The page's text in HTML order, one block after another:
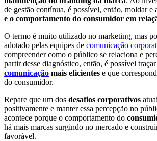
de gestão contínua, é possível, então, moldar e
e o comportamento do consumidor em
O termo é muito utilizado no marketing, mas
adotado pelas equipes de comunicação
compreender como o público se relaciona e
partir desse diagnóstico, então, é possível traçar
comunicação mais eficientes e que
do consumidor.
Repare que um dos desafios corporativos
positivamente e manter essa percepção no
acontece porque o comportamento do
há mais marcas surgindo no mercado e
favorável.